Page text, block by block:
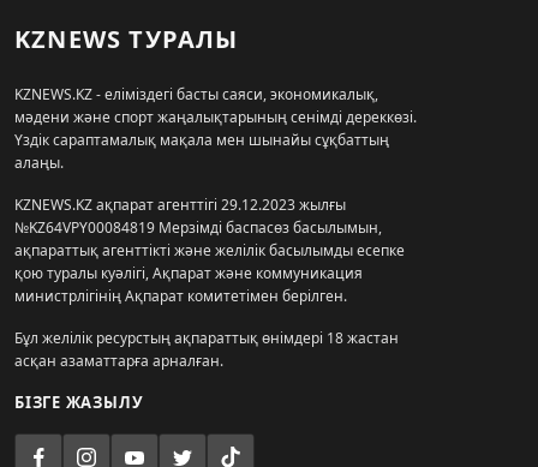
KZNEWS ТУРАЛЫ
KZNEWS.KZ - еліміздегі басты саяси, экономикалық,
мәдени және спорт жаңалықтарының сенімді дереккөзі.
Үздік сараптамалық мақала мен шынайы сұқбаттың
алаңы.
KZNEWS.KZ ақпарат агенттігі 29.12.2023 жылғы
№KZ64VPY00084819 Мерзімді баспасөз басылымын,
ақпараттық агенттікті және желілік басылымды есепке
қою туралы куәлігі, Ақпарат және коммуникация
министрлігінің Ақпарат комитетімен берілген.
Бұл желілік ресурстың ақпараттық өнімдері 18 жастан
асқан азаматтарға арналған.
БІЗГЕ ЖАЗЫЛУ